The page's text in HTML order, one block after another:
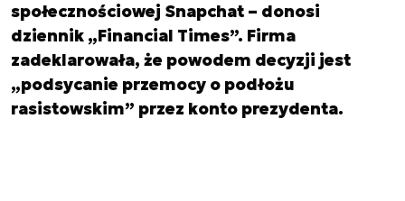
społecznościowej Snapchat – donosi
dziennik „Financial Times”. Firma
zadeklarowała, że powodem decyzji jest
„podsycanie przemocy o podłożu
rasistowskim” przez konto prezydenta.